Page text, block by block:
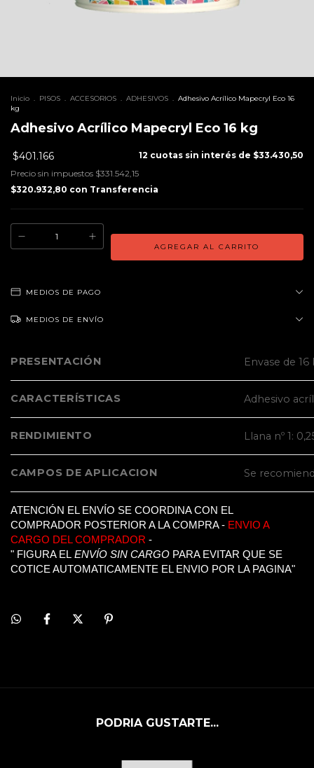
Inicio . PISOS . ACCESORIOS . ADHESIVOS . Adhesivo Acrílico Mapecryl Eco 16
kg
Adhesivo Acrílico Mapecryl Eco 16 kg
$401.166 12 cuotas sin interés de $33.430,50
Precio sin impuestos $331.542,15
$320.932,80 con Transferencia
MEDIOS DE PAGO
MEDIOS DE ENVÍO
PRESENTACIÓN Envase de 16
CARACTERÍSTICAS Adhesivo
RENDIMIENTO Llana nº 1:
CAMPOS DE APLICACION Se
ATENCIÓN EL ENVÍO SE COORDINA CON EL
COMPRADOR POSTERIOR A LA COMPRA - ENVIO A
CARGO DEL COMPRADOR -
" FIGURA EL ENVÍO SIN CARGO PARA EVITAR QUE SE
COTICE AUTOMATICAMENTE EL ENVIO POR LA PAGINA"
PODRIA GUSTARTE...